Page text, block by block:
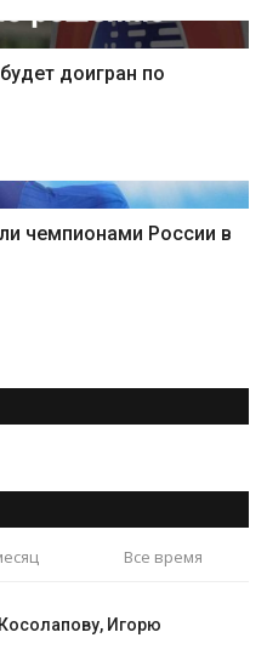
доигран по
чемпионами России в
Все время
Игорю